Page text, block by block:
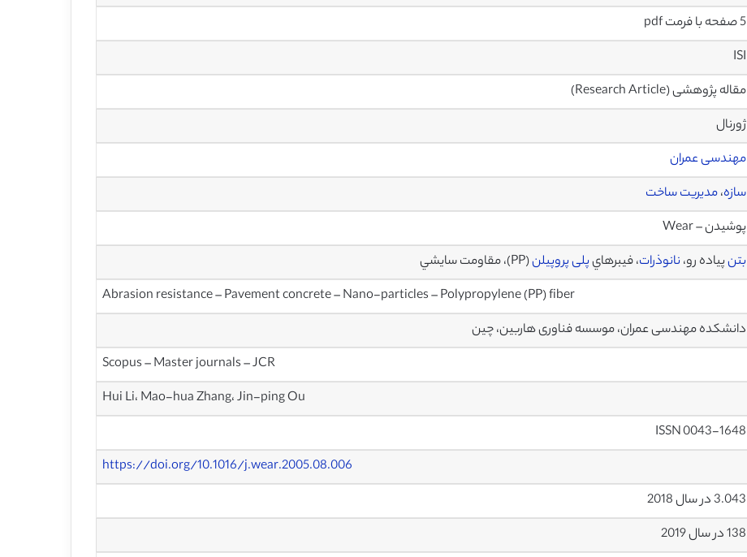
5 صفحه با فرمت pdf
ISI
مقاله پژوهشی (Research Article)
ژورنال
مهندسی عمران
سازه،مدیریت ساخت
پوشیدن – Wear
بتنپياده رو،نانوذرات، فيبرهايپلی پروپیلن(PP)، مقاومت سایشي
Abrasion resistance – Pavement concrete – Nano-particles – Polypropylene (PP) fiber
دانشکده مهندسی عمران، موسسه فناوری هاربین، چین
Scopus – Master journals – JCR
Hui Li، Mao-hua Zhang، Jin-ping Ou
ISSN 0043-1648
https://doi.org/10.1016/j.wear.2005.08.006
3.043 در سال 2018
138 در سال 2019